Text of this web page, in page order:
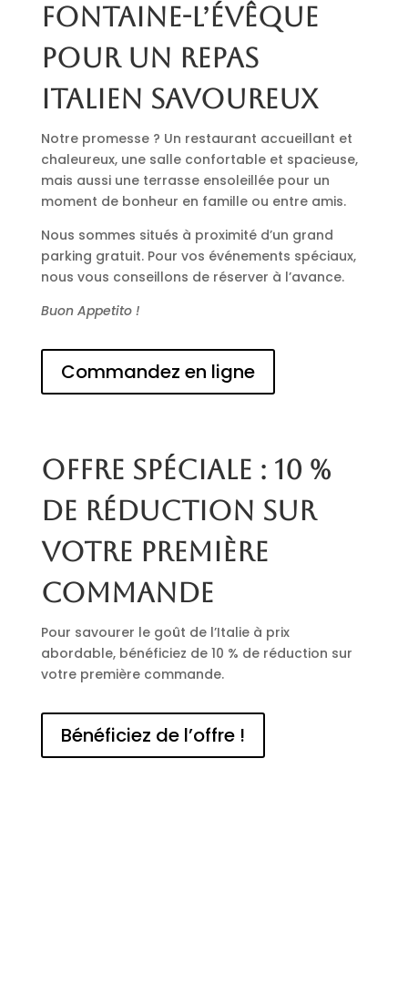
Fontaine-l’Évêque
pour un repas
italien savoureux
Notre promesse ? Un restaurant accueillant et
chaleureux, une salle confortable et spacieuse,
mais aussi une terrasse ensoleillée pour un
moment de bonheur en famille ou entre amis.
Nous sommes situés à proximité d’un grand
parking gratuit. Pour vos événements spéciaux,
nous vous conseillons de réserver à l’avance.
Buon Appetito !
Commandez en ligne
Offre spéciale : 10 %
de réduction sur
votre première
commande
Pour savourer le goût de l’Italie à prix
abordable, bénéficiez de 10 % de réduction sur
votre première commande.
Bénéficiez de l’offre !